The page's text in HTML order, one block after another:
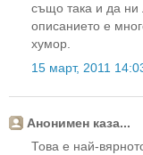
също така и да ни
описанието е
хумор.
15 март, 2011
Анонимен каза...
Това е най-